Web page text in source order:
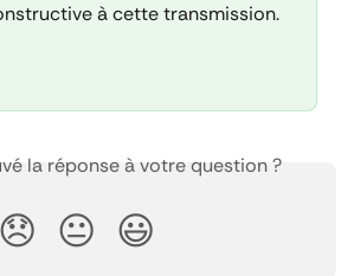
à cette transmission.
la réponse à votre question ?
😞 😐 😃